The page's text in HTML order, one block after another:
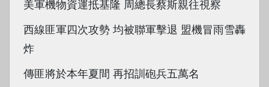
美軍機物資運抵基隆 周總長蔡斯親往視察
西線匪軍四次攻勢 均被聯軍擊退 盟機冒雨雪轟
炸
傳匪將於本年夏間 再招訓砲兵五萬名